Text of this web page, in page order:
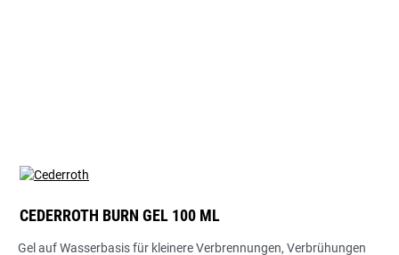
CEDERROTH BURN GEL 100 ML
Gel auf Wasserbasis für kleinere Verbrennungen, Verbrühungen